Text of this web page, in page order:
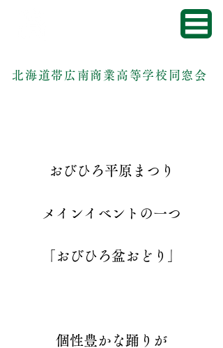
北海道帯広南商業高等学校同窓会
おびひろ平原まつり
メインイベントの一つ
「おびひろ盆おどり」
個性豊かな踊りが